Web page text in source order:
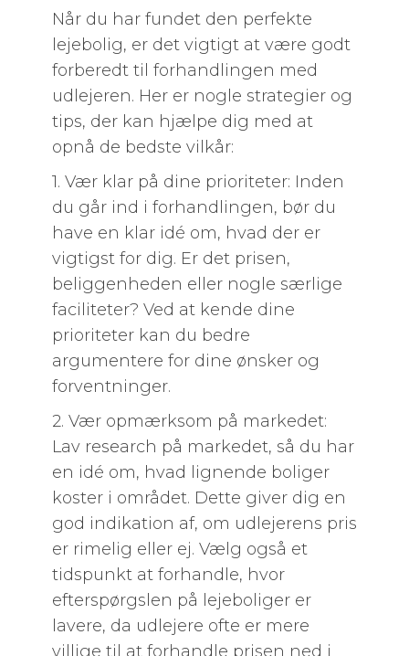
Når du har fundet den perfekte
lejebolig, er det vigtigt at være godt
forberedt til forhandlingen med
udlejeren. Her er nogle strategier og
tips, der kan hjælpe dig med at
opnå de bedste vilkår:
1. Vær klar på dine prioriteter: Inden
du går ind i forhandlingen, bør du
have en klar idé om, hvad der er
vigtigst for dig. Er det prisen,
beliggenheden eller nogle særlige
faciliteter? Ved at kende dine
prioriteter kan du bedre
argumentere for dine ønsker og
forventninger.
2. Vær opmærksom på markedet:
Lav research på markedet, så du har
en idé om, hvad lignende boliger
koster i området. Dette giver dig en
god indikation af, om udlejerens pris
er rimelig eller ej. Vælg også et
tidspunkt at forhandle, hvor
efterspørgslen på lejeboliger er
lavere, da udlejere ofte er mere
villige til at forhandle prisen ned i